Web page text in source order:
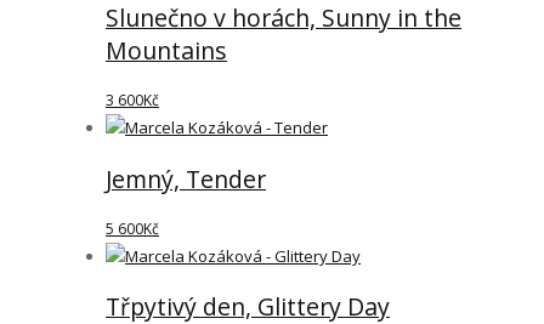
Slunečno v horách, Sunny in the
Mountains
3 600Kč
Jemný, Tender
5 600Kč
Třpytivý den, Glittery Day